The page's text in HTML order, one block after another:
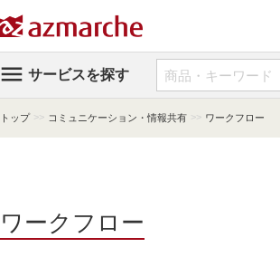
 サービスを探す
トップ >> コミュニケーション・情報共有 >> ワークフロー
ワークフロー